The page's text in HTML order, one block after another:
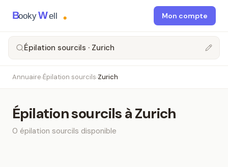
BookyWell Mon compte
Épilation sourcils · Zurich
Annuaire›Épilation sourcils›Zurich
Épilation sourcilsàZurich
0 épilation sourcils disponible